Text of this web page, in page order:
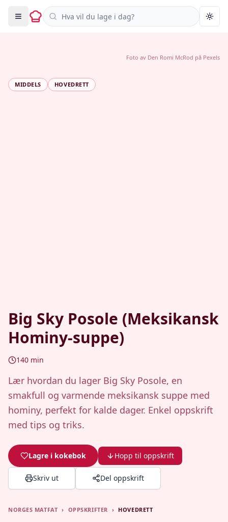
Søk i oppskrifter
MIDDELS HOVEDRETT
Big Sky Posole (Meksikansk
Hominy-suppe)
140 min
Lær hvordan du lager Big Sky Posole, en
smakfull og varmende meksikansk suppe med
hominy, perfekt for kalde dager. Enkel oppskrift
med tips og triks.
Lagre i kokebok Hopp til oppskrift
Skriv ut Del oppskrift
Foto av Den Romi McRod på Pexels
NORGES MATFAT › OPPSKRIFTER › HOVEDRETT